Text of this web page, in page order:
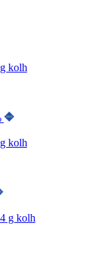
kolh
kolh
g kolh